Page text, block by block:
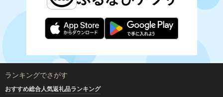
ランキングでさがす
おすすめ総合人気返礼品ランキング